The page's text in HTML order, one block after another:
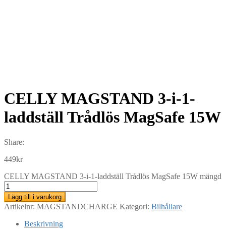
CELLY MAGSTAND 3-i-1-
laddställ Trådlös MagSafe 15W
Share:
449kr
CELLY MAGSTAND 3-i-1-laddställ Trådlös MagSafe 15W mängd
Lägg till i varukorg
Artikelnr: MAGSTANDCHARGE Kategori: Bilhållare
Beskrivning